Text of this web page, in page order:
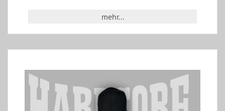
mehr...